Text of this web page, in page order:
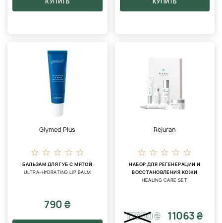
Glymed Plus
БАЛЬЗАМ ДЛЯ ГУБ С МЯТОЙ
ULTRA-HYDRATING LIP BALM
790 ₴
Rejuran
НАБОР ДЛЯ РЕГЕНЕРАЦИИ И
ВОССТАНОВЛЕНИЯ КОЖИ
HEALING CARE SET
13000₴ 11063 ₴